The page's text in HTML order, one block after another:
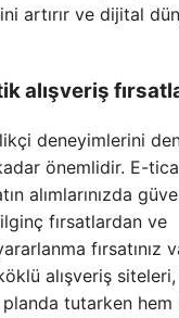
artırır ve dijital
alışveriş
deneyimlerini
önemlidir. E-
alımlarınızda
ilginç fırsatlardan ve
fırsatınız
alışveriş
tutarken hem